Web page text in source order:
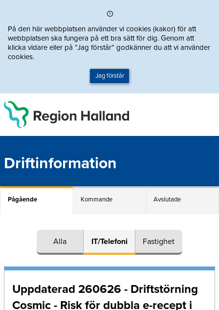
På den här webbplatsen använder vi cookies (kakor) för att
webbplatsen ska fungera på ett bra sätt för dig. Genom att
klicka vidare eller på ”Jag förstår” godkänner du att vi använder
cookies.
Jag förstår
Driftinformation
Pågående Kommande Avslutade
Alla IT/Telefoni Fastighet
Uppdaterad 260626 - Driftstörning
Cosmic - Risk för dubbla e-recept i